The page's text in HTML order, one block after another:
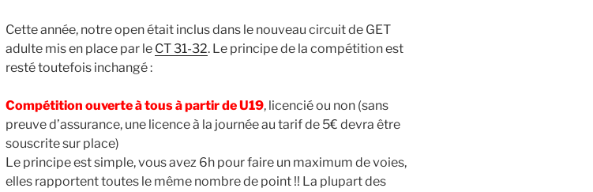
Cette année, notre open était inclus dans le nouveau circuit de GET
adulte mis en place par le CT 31-32. Le principe de la compétition est
resté toutefois inchangé :
Compétition ouverte à tous à partir de U19, licencié ou non (sans
preuve d’assurance, une licence à la journée au tarif de 5€ devra être
souscrite sur place)
Le principe est simple, vous avez 6h pour faire un maximum de voies,
elles rapportent toutes le même nombre de point !! La plupart des